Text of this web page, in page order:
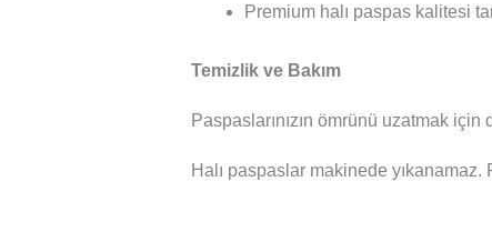
Premium halı paspas kalitesi
Temizlik ve Bakım
Paspaslarınızın ömrünü uzatmak
Halı paspaslar makinede yıkanamaz.